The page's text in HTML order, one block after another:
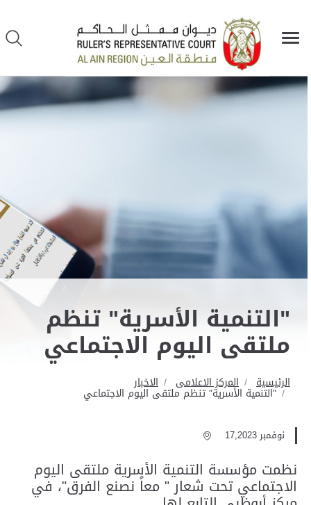
"التنمية الأسرية" تنظم
ملتقى اليوم الاجتماعي
الرئيسية المركز الاعلامى الاخبار
"التنمية الأسرية" تنظم ملتقى اليوم الاجتماعي
نوفمبر 17,2023
نظمت مؤسسة التنمية الأسرية ملتقى اليوم
الاجتماعي تحت شعار " معاً نصنع الفرق"، في